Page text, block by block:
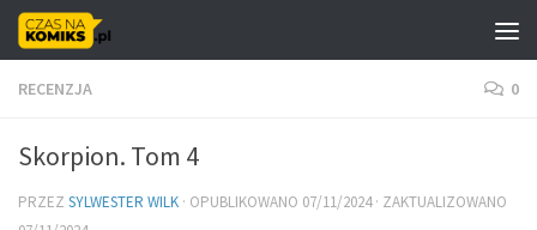
Skip to content
RECENZJA 0
Skorpion. Tom 4
PRZEZ SYLWESTER WILK · OPUBLIKOWANO 07/11/2024· ZAKTUALIZOWANO